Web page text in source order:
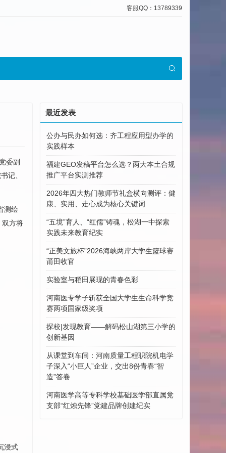
客服QQ：13789339
委副
记、
测绘
双方将
浸式
最近发表
公办与民办如何选：齐工程应用型办学的
实践样本
福建GEO发稿平台怎么选？两大本土合规
推广平台实测推荐
2026年四大热门教师节礼盒横向测评：健
康、实用、走心成为核心关键词
“五境”育人、“红儒”铸魂，松湖一中探索
实践未来教育纪实
“正美文旅杯”​2026海峡两岸大学生篮球赛
莆田收官
实验室与稻田展现的青春色彩
河南医专学子斩获全国大学生生命科学竞
赛两项国家级奖项
探校|发现教育——解码松山湖第三小学的
创新基因
从课堂到车间：河南质量工程职院机电学
子深入“小巨人”企业，交出8份青春“智
造”答卷
河南医学高等专科学校基础医学部直属党
支部“红烛先锋”党建品牌创建纪实